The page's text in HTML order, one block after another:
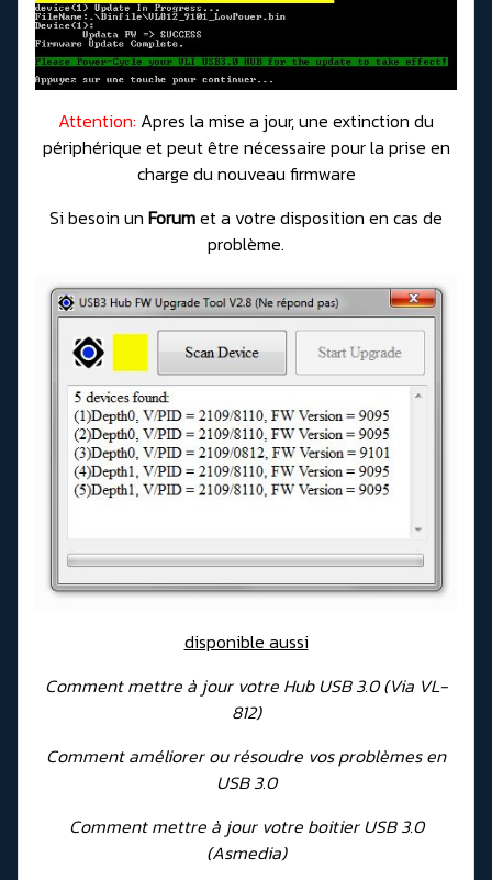
Attention: Apres la mise a jour, une extinction du
périphérique et peut être nécessaire pour la prise en
charge du nouveau firmware
Si besoin un Forumet a votre disposition en cas de
problème.
disponible aussi
Comment mettre à jour votre Hub USB 3.0 (Via VL-
812)
Comment améliorer ou résoudre vos problèmes en
USB 3.0
Comment mettre à jour votre boitier USB 3.0
(Asmedia)